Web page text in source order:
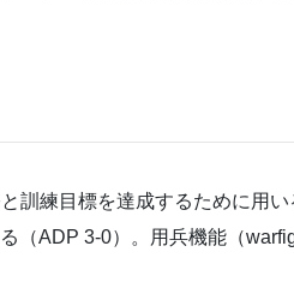
訓練目標を達成するために用い
（ADP 3-0）。用兵機能（